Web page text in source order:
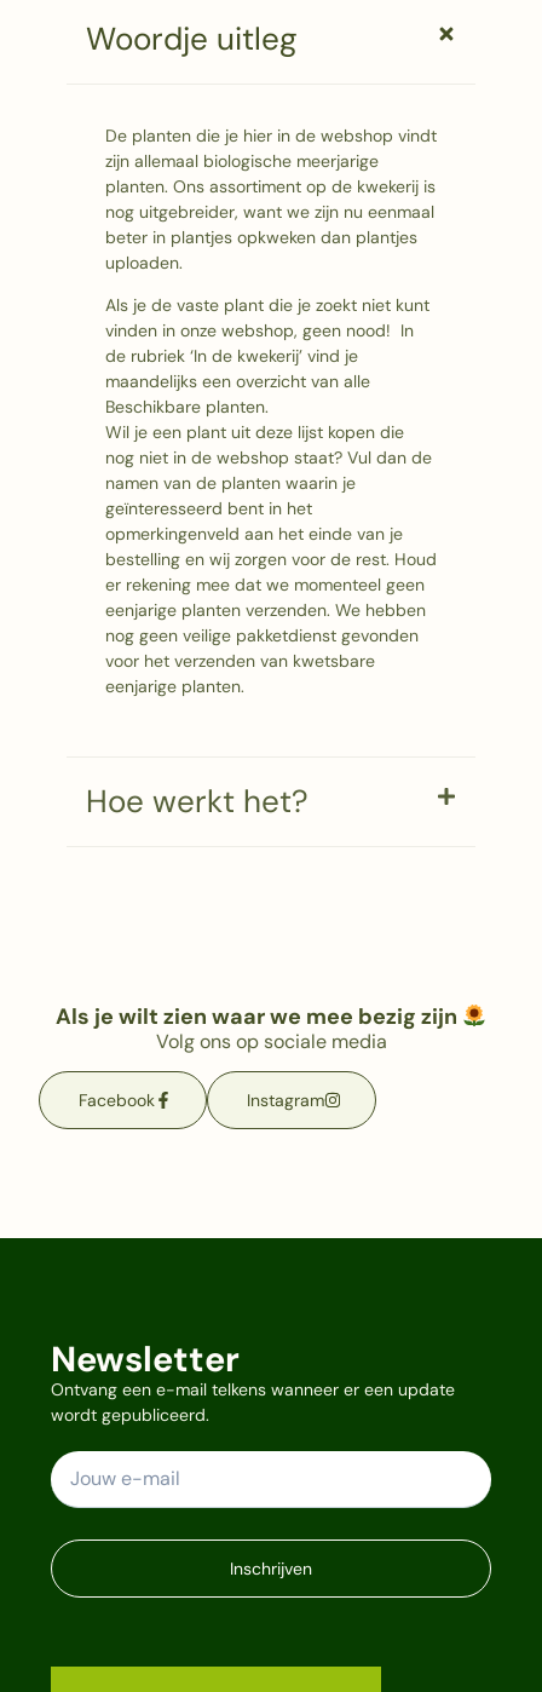
Woordje uitleg
De planten die je hier in de webshop vindt
zijn allemaal biologische meerjarige
planten. Ons assortiment op de kwekerij is
nog uitgebreider, want we zijn nu eenmaal
beter in plantjes opkweken dan plantjes
uploaden.
Als je de vaste plant die je zoekt niet kunt
vinden in onze webshop, geen nood! In
de rubriek ‘In de kwekerij’ vind je
maandelijks een overzicht van alle
Beschikbare planten.
Wil je een plant uit deze lijst kopen die
nog niet in de webshop staat? Vul dan de
namen van de planten waarin je
geïnteresseerd bent in het
opmerkingenveld aan het einde van je
bestelling en wij zorgen voor de rest. Houd
er rekening mee dat we momenteel geen
eenjarige planten verzenden. We hebben
nog geen veilige pakketdienst gevonden
voor het verzenden van kwetsbare
eenjarige planten.
Hoe werkt het?
Als je wilt zien waar we mee bezig zijn
Volg ons op sociale media
Facebook Instagram
Newsletter
Ontvang een e-mail telkens wanneer er een update
wordt gepubliceerd.
Inschrijven